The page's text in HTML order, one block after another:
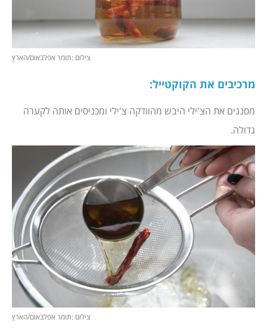
צילום :תומר אפלבאום/הארץ
מרכיבים את הקוקטייל:
מסננים את הצ'ילי היבש מהוודקה צ'ילי ומכניסים אותה לקערה
גדולה.
צילום :תומר אפלבאום/הארץ